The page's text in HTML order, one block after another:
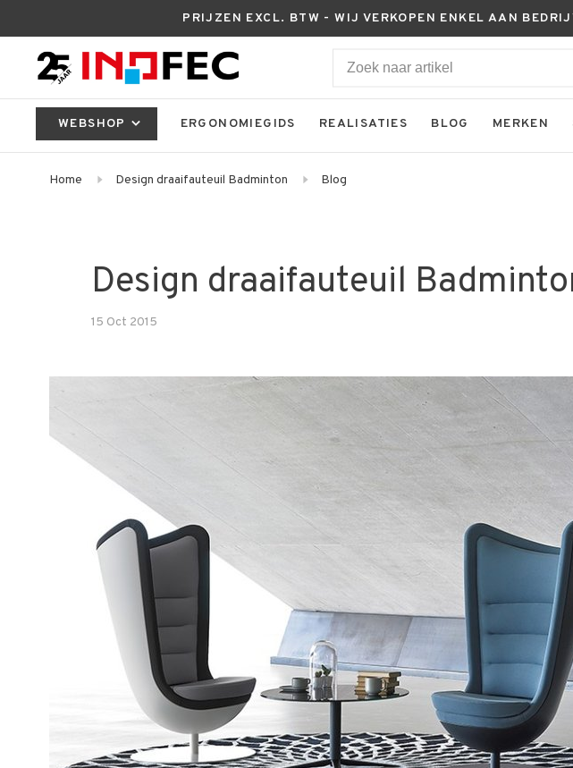
PRIJZEN EXCL. BTW - WIJ VERKOPEN ENKEL AAN
WEBSHOP ERGONOMIEGIDS REALISATIES BLOG MERKEN
Home Design draaifauteuil Badminton Blog
Design draaifauteuil
15 Oct 2015